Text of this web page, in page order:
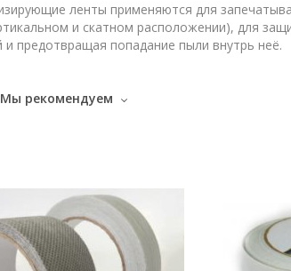
ленты применяются для
и скатном расположении), для
и предотвращая попадание пыли внутрь неё.
Мы рекомендуем